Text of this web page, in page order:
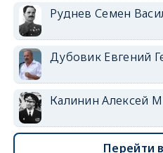
Руднев Семен
Дубовик Евгений
Калинин Алексей
Перейти